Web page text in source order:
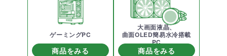
ゲーミングPC
商品をみる
大画面液晶、
曲面OLED簡易水冷搭載
PC
商品をみる